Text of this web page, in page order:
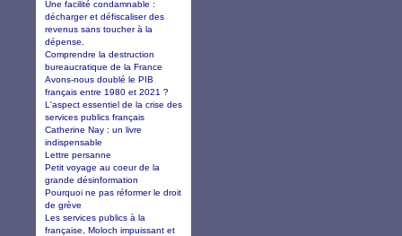
Une facilité condamnable :
décharger et défiscaliser des
revenus sans toucher à la
dépense.
Comprendre la destruction
bureaucratique de la France
Avons-nous doublé le PIB
français entre 1980 et 2021 ?
L'aspect essentiel de la crise des
services publics français
Catherine Nay : un livre
indispensable
Lettre persanne
Petit voyage au coeur de la
grande désinformation
Pourquoi ne pas réformer le droit
de grève
Les services publics à la
française, Moloch impuissant et